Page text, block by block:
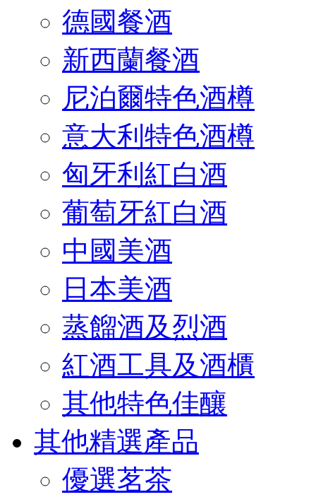
德國餐酒
新西蘭餐酒
尼泊爾特色酒樽
意大利特色酒樽
匈牙利紅白酒
葡萄牙紅白酒
中國美酒
日本美酒
蒸餾酒及烈酒
紅酒工具及酒櫃
其他特色佳釀
其他精選產品
優選茗茶